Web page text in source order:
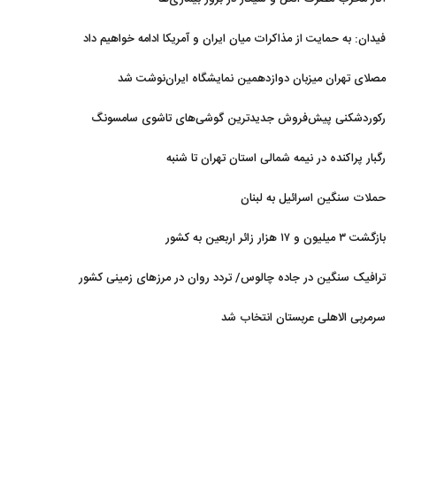
فیدان: به حمایت از مذاکرات میان ایران و آمریکا ادامه خواهیم داد
مصلای تهران میزبان دوازدهمین نمایشگاه ایران‌نوشت شد
رکوردشکنی پیش‌فروش جدیدترین گوشی‌های تاشوی سامسونگ
رگبار پراکنده در نیمه شمالی استان تهران تا شنبه
حملات سنگین اسرائیل به لبنان
بازگشت ۳ میلیون و ۱۷ هزار زائر اربعین به کشور
ترافیک سنگین در جاده چالوس/ تردد روان در مرزهای زمینی کشور
سرمربی الاهلی عربستان انتخاب شد